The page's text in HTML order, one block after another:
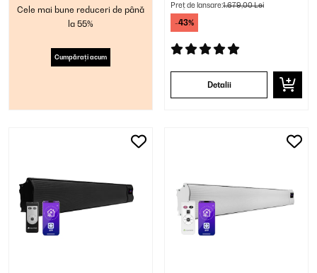
Cele mai bune reduceri de până
la 55%
Cumpărați acum
Preț de lansare:1.679,00 Lei
-43%
Detalii